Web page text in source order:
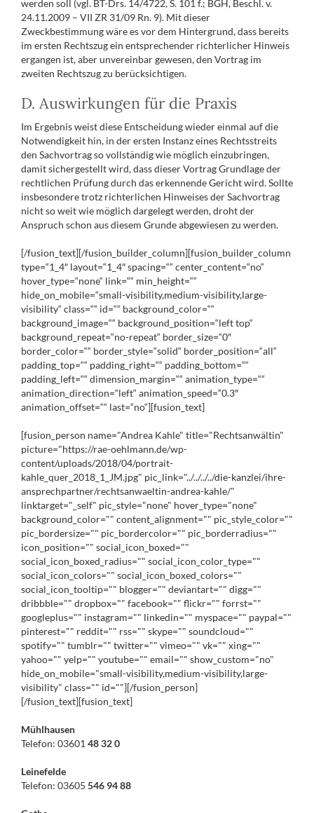
werden soll (vgl. BT-Drs. 14/4722, S. 101 f.; BGH, Beschl. v.
24.11.2009 – VII ZR 31/09 Rn. 9). Mit dieser
Zweckbestimmung wäre es vor dem Hintergrund, dass bereits
im ersten Rechtszug ein entsprechender richterlicher Hinweis
ergangen ist, aber unvereinbar gewesen, den Vortrag im
zweiten Rechtszug zu berücksichtigen.
D. Auswirkungen für die Praxis
Im Ergebnis weist diese Entscheidung wieder einmal auf die
Notwendigkeit hin, in der ersten Instanz eines Rechtsstreits
den Sachvortrag so vollständig wie möglich einzubringen,
damit sichergestellt wird, dass dieser Vortrag Grundlage der
rechtlichen Prüfung durch das erkennende Gericht wird. Sollte
insbesondere trotz richterlichen Hinweises der Sachvortrag
nicht so weit wie möglich dargelegt werden, droht der
Anspruch schon aus diesem Grunde abgewiesen zu werden.
[/fusion_text][/fusion_builder_column][fusion_builder_column
type=“1_4″ layout=“1_4″ spacing=““ center_content=“no“
hover_type=“none“ link=““ min_height=““
hide_on_mobile=“small-visibility,medium-visibility,large-
visibility“ class=““ id=““ background_color=““
background_image=““ background_position=“left top“
background_repeat=“no-repeat“ border_size=“0″
border_color=““ border_style=“solid“ border_position=“all“
padding_top=““ padding_right=““ padding_bottom=““
padding_left=““ dimension_margin=““ animation_type=““
animation_direction=“left“ animation_speed=“0.3″
animation_offset=““ last=“no“][fusion_text]
[fusion_person name="Andrea Kahle" title="Rechtsanwältin"
picture="https://rae-oehlmann.de/wp-
content/uploads/2018/04/portrait-
kahle_quer_2018_1_JM.jpg" pic_link="../../../../die-kanzlei/ihre-
ansprechpartner/rechtsanwaeltin-andrea-kahle/"
linktarget="_self" pic_style="none" hover_type="none"
background_color="" content_alignment="" pic_style_color=""
pic_bordersize="" pic_bordercolor="" pic_borderradius=""
icon_position="" social_icon_boxed=""
social_icon_boxed_radius="" social_icon_color_type=""
social_icon_colors="" social_icon_boxed_colors=""
social_icon_tooltip="" blogger="" deviantart="" digg=""
dribbble="" dropbox="" facebook="" flickr="" forrst=""
googleplus="" instagram="" linkedin="" myspace="" paypal=""
pinterest="" reddit="" rss="" skype="" soundcloud=""
spotify="" tumblr="" twitter="" vimeo="" vk="" xing=""
yahoo="" yelp="" youtube="" email="" show_custom="no"
hide_on_mobile="small-visibility,medium-visibility,large-
visibility" class="" id=""][/fusion_person]
[/fusion_text][fusion_text]
Mühlhausen
Telefon: 03601 48 32 0
Leinefelde
Telefon: 03605 546 94 88